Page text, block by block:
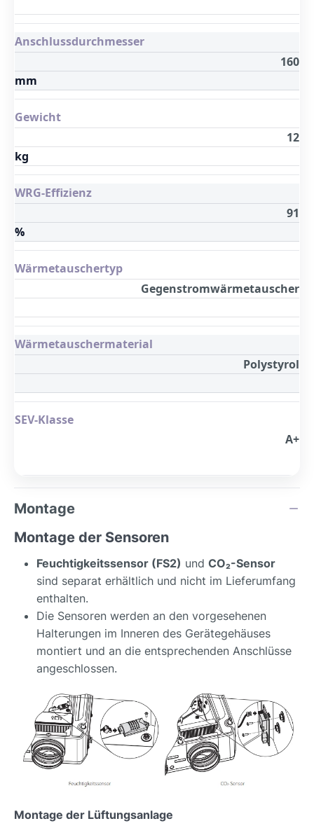
Anschlussdurchmesser
160
mm
Gewicht
12
kg
WRG-Effizienz
91
%
Wärmetauschertyp
Gegenstromwärmetauscher
Wärmetauschermaterial
Polystyrol
SEV-Klasse
A+
Montage
Montage der Sensoren
Feuchtigkeitssensor (FS2) und CO₂-Sensor
sind separat erhältlich und nicht im Lieferumfang
enthalten.
Die Sensoren werden an den vorgesehenen
Halterungen im Inneren des Gerätegehäuses
montiert und an die entsprechenden Anschlüsse
angeschlossen.
Montage der Lüftungsanlage